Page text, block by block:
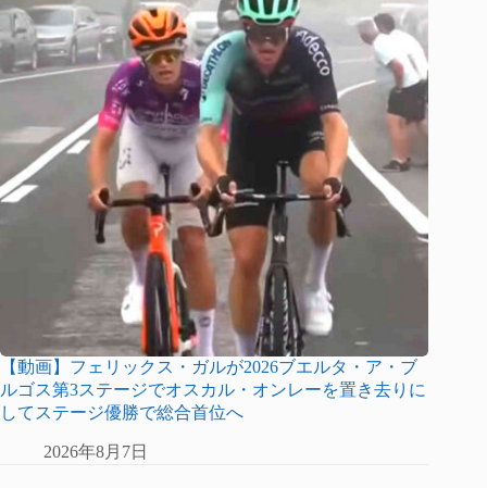
【動画】フェリックス・ガルが2026ブエルタ・ア・ブ
ルゴス第3ステージでオスカル・オンレーを置き去りに
してステージ優勝で総合首位へ
2026年8月7日